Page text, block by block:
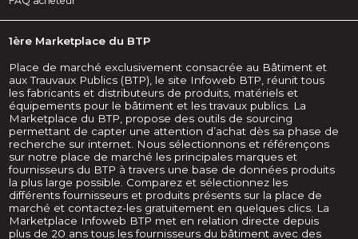
1ère Marketplace du BTP
Place de marché exclusivement consacrée au Bâtiment et
aux Trauvaux Publics (BTP), le site Infoweb BTP, réunit tous
les fabricants et distributeurs de produits, matériels et
équipements pour le bâtiment et les travaux publics. La
Marketplace du BTP, propose des outils de sourcing
permettant de capter une attention d’achat dès sa phase de
recherche sur internet. Nous sélectionnons et référençons
sur notre place de marché les principales marques et
fournisseurs du BTP à travers une base de données produits
la plus large possible. Comparez et sélectionnez les
différents fournisseurs et produits présents sur la place de
marché et contactez-les gratuitement en quelques clics. La
Marketplace Infoweb BTP met en relation directe depuis
plus de 20 ans tous les fournisseurs du bâtiment avec des